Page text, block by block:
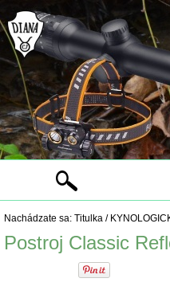
Nachádzate sa: Titulka /
Postroj Classic